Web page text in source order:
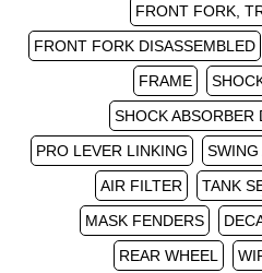
FRONT FORK,
FRONT FORK DISASSEMBLED
FRAME
SHOCK ABSORBER
PRO LEVER LINKING
SWING
AIR FILTER
TANK
MASK FENDERS
REAR WHEEL